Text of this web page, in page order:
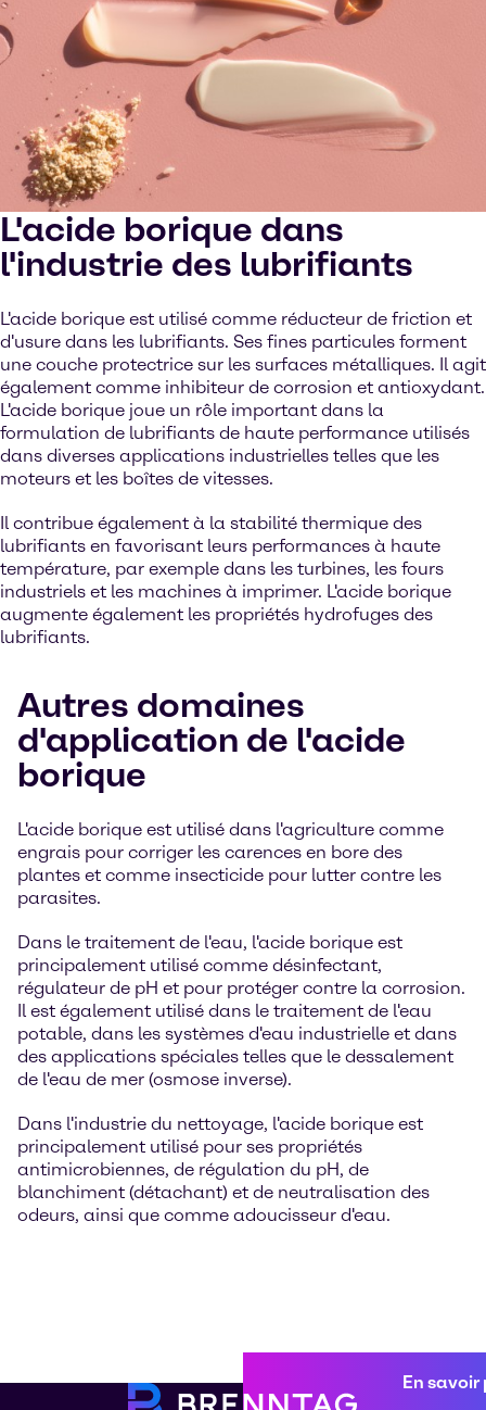
L'acide borique dans
l'industrie des lubrifiants
L'acide borique est utilisé comme réducteur de friction et
d'usure dans les lubrifiants. Ses fines particules forment
une couche protectrice sur les surfaces métalliques. Il agit
également comme inhibiteur de corrosion et antioxydant.
L'acide borique joue un rôle important dans la
formulation de lubrifiants de haute performance utilisés
dans diverses applications industrielles telles que les
moteurs et les boîtes de vitesses.
Il contribue également à la stabilité thermique des
lubrifiants en favorisant leurs performances à haute
température, par exemple dans les turbines, les fours
industriels et les machines à imprimer. L'acide borique
augmente également les propriétés hydrofuges des
lubrifiants.
Autres domaines
d'application de l'acide
borique
L'acide borique est utilisé dans l'agriculture comme
engrais pour corriger les carences en bore des
plantes et comme insecticide pour lutter contre les
parasites.
Dans le traitement de l'eau, l'acide borique est
principalement utilisé comme désinfectant,
régulateur de pH et pour protéger contre la corrosion.
Il est également utilisé dans le traitement de l'eau
potable, dans les systèmes d'eau industrielle et dans
des applications spéciales telles que le dessalement
de l'eau de mer (osmose inverse).
Dans l'industrie du nettoyage, l'acide borique est
principalement utilisé pour ses propriétés
antimicrobiennes, de régulation du pH, de
blanchiment (détachant) et de neutralisation des
odeurs, ainsi que comme adoucisseur d'eau.
En savoir